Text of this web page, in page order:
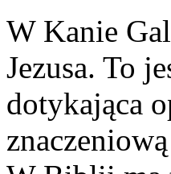
W Kanie
Jezusa. To
dotykająca